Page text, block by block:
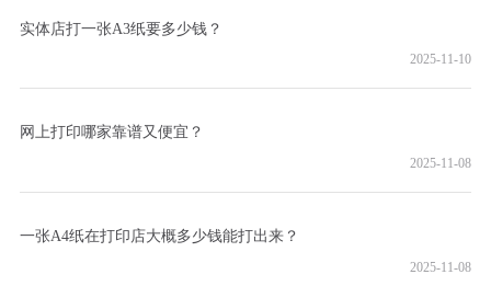
实体店打一张A3纸要多少钱？
2025-11-10
网上打印哪家靠谱又便宜？
2025-11-08
一张A4纸在打印店大概多少钱能打出来？
2025-11-08